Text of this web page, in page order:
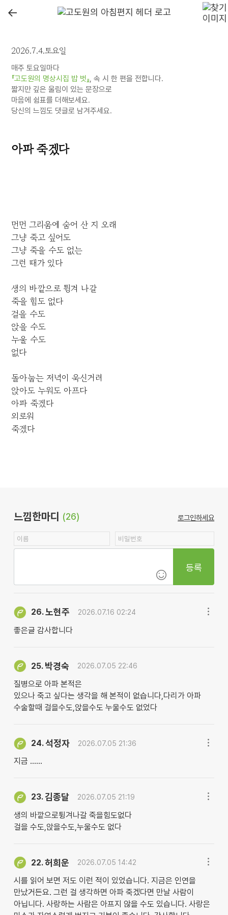
←
2026.7.4.토요일
매주 토요일마다
『고도원의 명상시집 밥 벗』, 속 시 한 편을 전합니다.
짧지만 깊은 울림이 있는 문장으로
마음에 쉼표를 더해보세요.
당신의 느낌도 댓글로 남겨주세요.
아파 죽겠다
먼먼 그리움에 숨어 산 지 오래
그냥 죽고 싶어도
그냥 죽을 수도 없는
그런 때가 있다
생의 바깥으로 튕겨 나갈
죽을 힘도 없다
걸을 수도
앉을 수도
누울 수도
없다
돌아눕는 저녁이 욱신거려
앉아도 누워도 아프다
아파 죽겠다
외로워
죽겠다
느낌한마디 (26) 로그인하세요
등록
26.노현주 2026.07.16 02:24
좋은글 감사합니다
25. 박경숙 2026.07.05 22:46
질병으로 아파 본적은
있으나 죽고 싶다는 생각을 해 본적이 없습니다,다리가 아파
수술할때 걸을수도,앉을수도 누울수도 없었다
24.석정자 2026.07.05 21:36
지금 ......
23.김종달 2026.07.05 21:19
생의 바깥으로튕겨나갈 죽을힘도없다
걸을 수도,앉을수도,누울수도 없다
22.허희운 2026.07.05 14:42
시를 읽어 보면 저도 이런 적이 있었습니다. 지금은 인연을
만났거든요. 그런 걸 생각하면 아파 죽겠다면 만날 사람이
아닙니다. 사랑하는 사람은 아프지 않을 수도 있습니다. 사랑은